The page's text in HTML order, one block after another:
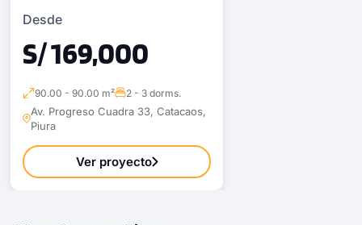
Desde
S/ 169,000
90.00 - 90.00 m² 2 - 3 dorms.
Av. Progreso Cuadra 33, Catacaos,
Piura
Ver proyecto